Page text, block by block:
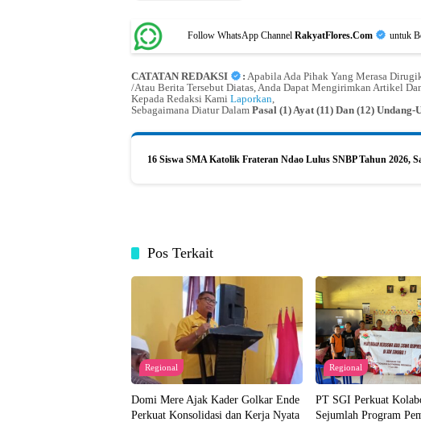
Follow WhatsApp Channel RakyatFlores.Com untuk
CATATAN REDAKSI : Apabila Ada Pihak Yang Merasa
/Atau Berita Tersebut Diatas, Anda Dapat Mengirimkan Artikel
Kepada Redaksi Kami Laporkan
Sebagaimana Diatur Dalam Pasal (1) Ayat (11) Dan (12)
16 Siswa SMA Katolik Frateran Ndao Lulus SNBP Tahun 2026,
Pos Terkait
Regional
Domi Mere Ajak Kader Golkar Ende
Perkuat Konsolidasi dan Kerja Nyata
Regional
PT SGI Perkuat
Sejumlah Program